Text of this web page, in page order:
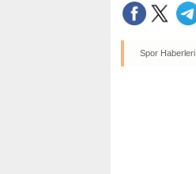
Spor Haberleri